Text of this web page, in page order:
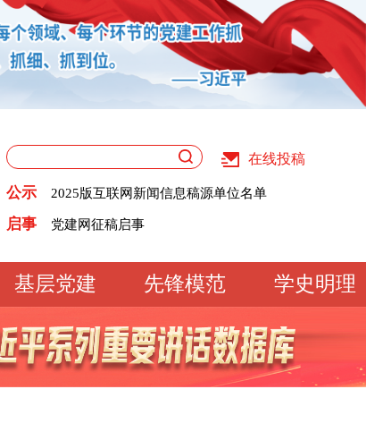
在线投稿
公示
关于版权和用稿问题的声明
2025版互联网新闻信息稿源单位名单
关于版权和用稿问题的声明
启事
《党建》杂志征稿启事
党建网征稿启事
《党建》杂志征稿启事
基层党建 先锋模范
学史明理
态 经验交流 文明实践
观 专题库